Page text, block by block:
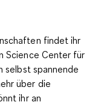
findet ihr
Science Center für
selbst spannende
über die
ihr an